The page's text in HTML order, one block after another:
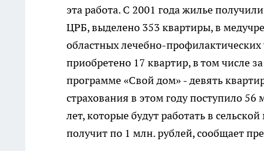
эта работа. С 2001 года жилье
ЦРБ, выделено 353 квартиры, в
областных лечебно-
приобретено 17 квартир, в том числе
программе «Свой дом» - девять
страхования в этом году поступило
лет, которые будут работать в
получит по 1 млн. рублей, сообщает